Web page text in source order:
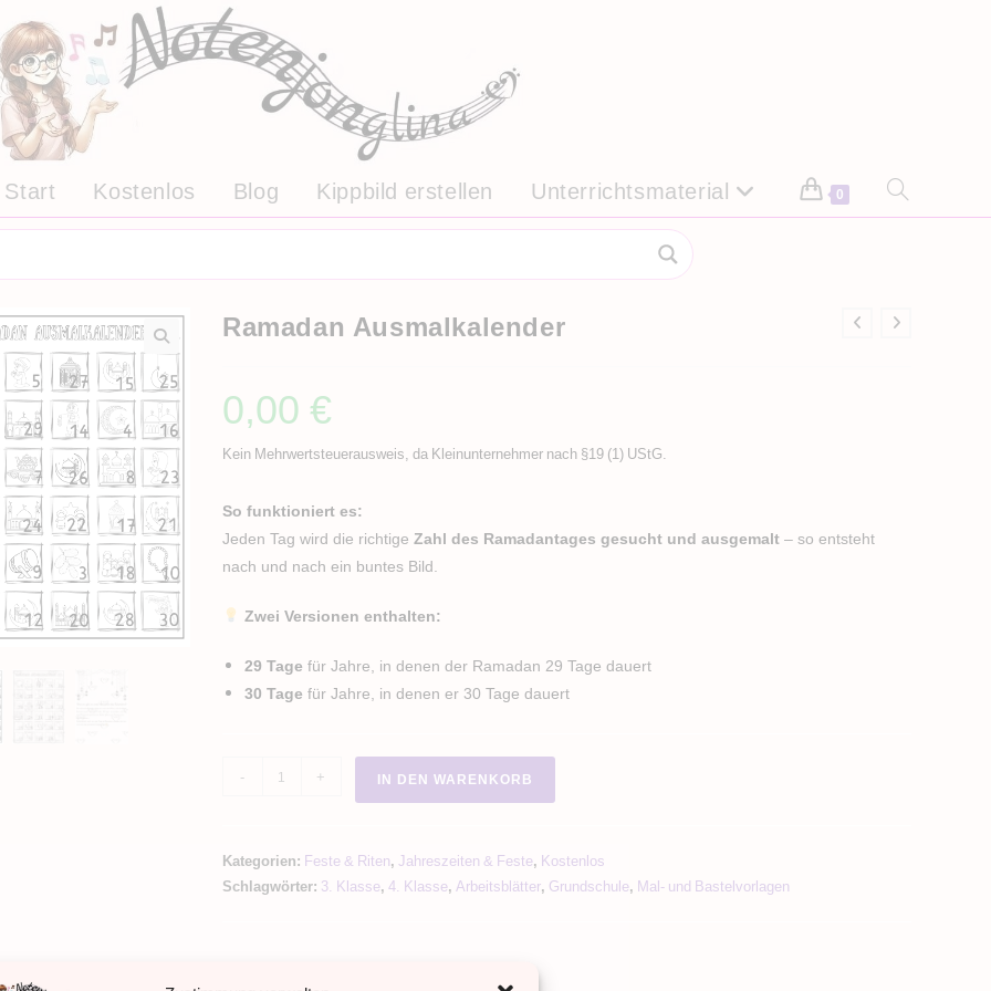
Start Kostenlos Blog Kippbild erstellen Unterrichtsmaterial 0 Website-
Ramadan Ausmalkalender
0,00 €
Kein Mehrwertsteuerausweis, da Kleinunternehmer nach §19 (1) UStG.
So funktioniert es:
Jeden Tag wird die richtige Zahl des Ramadantages gesucht und ausgemalt– so entsteht
nach und nach ein buntes Bild.
Zwei Versionen enthalten:
29 Tage für Jahre, in denen der Ramadan 29 Tage dauert
30 Tage für Jahre, in denen er 30 Tage dauert
Ramadan
- + IN DEN WARENKORB
Kategorien: Feste & Riten, Jahreszeiten & Feste, Kostenlos
Schlagwörter: 3. Klasse, 4. Klasse, Arbeitsblätter, Grundschule, Mal- und Bastelvorlagen